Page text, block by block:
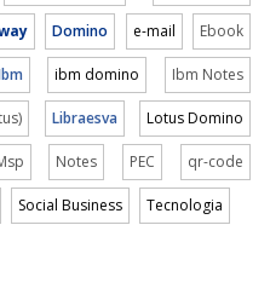
Domino e-mail Ebook
ibm domino Ibm Notes
Libraesva Lotus Domino
Notes PEC qr-code
Social Business Tecnologia